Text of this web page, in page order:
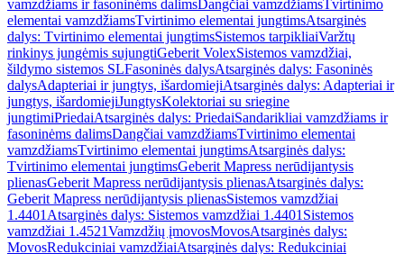
vamzdžiams ir fasoninėms dalimsDangčiai vamzdžiamsTvirtinimo
elementai vamzdžiamsTvirtinimo elementai jungtimsAtsarginės
dalys: Tvirtinimo elementai jungtimsSistemos tarpikliaiVaržtų
rinkinys jungėmis sujungtiGeberit VolexSistemos vamzdžiai,
šildymo sistemos SLFasoninės dalysAtsarginės dalys: Fasoninės
dalysAdapteriai ir jungtys, išardomiejiAtsarginės dalys: Adapteriai ir
jungtys, išardomiejiJungtysKolektoriai su sriegine
jungtimiPriedaiAtsarginės dalys: PriedaiSandarikliai vamzdžiams ir
fasoninėms dalimsDangčiai vamzdžiamsTvirtinimo elementai
vamzdžiamsTvirtinimo elementai jungtimsAtsarginės dalys:
Tvirtinimo elementai jungtimsGeberit Mapress nerūdijantysis
plienasGeberit Mapress nerūdijantysis plienasAtsarginės dalys:
Geberit Mapress nerūdijantysis plienasSistemos vamzdžiai
1.4401 Atsarginės dalys: Sistemos vamzdžiai 1.4401 Sistemos
vamzdžiai 1.4521Vamzdžių įmovosMovosAtsarginės dalys:
MovosRedukciniai vamzdžiaiAtsarginės dalys: Redukciniai